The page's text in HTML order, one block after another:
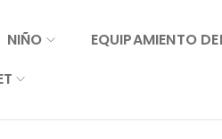
NIÑO
EQUIPAMIENTO